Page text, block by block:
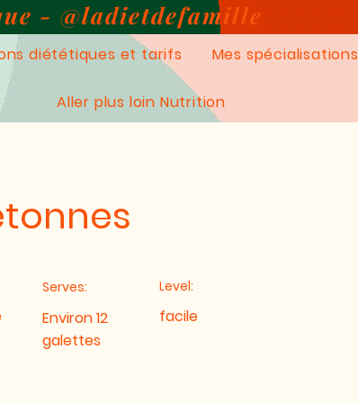
- @ladietdefamille
diététiques et tarifs Mes spécialisations
Aller plus loin Nutrition
Serves:
Environ 12
galettes
Level:
facile